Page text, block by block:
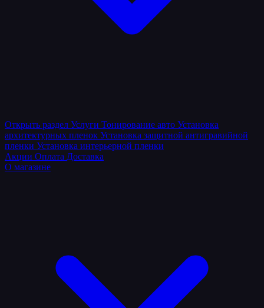
Открыть раздел Услуги Тонирование авто Установка
архитектурных пленок Установка защитной антигравийной
пленки Установка интерьерной пленки
Акции Оплата Доставка
О магазине